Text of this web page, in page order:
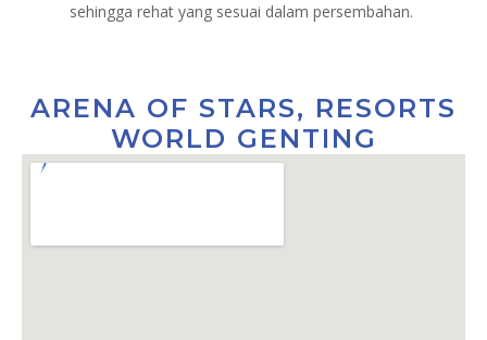
sehingga rehat yang sesuai dalam persembahan.
ARENA OF STARS, RESORTS
WORLD GENTING